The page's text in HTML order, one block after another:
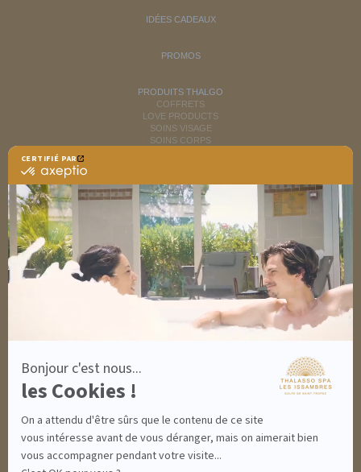
CERTIFIÉ PAR
certifié
Axeptio
plus
sur
Axeptio
Bonjour c'est nous...
les Cookies !
On a attendu d'être sûrs que le contenu de ce site
vous intéresse avant de vous déranger, mais on aimerait bien
vous accompagner pendant votre visite...
IDÉES CADEAUX
PROMOS
PRODUITS THALGO
COFFRETS
LOVE PRODUCTS
SOINS VISAGE
SOINS CORPS
SOLAIRES
NUTRITION / INFUSIONS
OUTLET
DÉCOUVRIR EN IMAGES
NEWSLETTERS
8 BONNES RAISONS DE VENIR
MON PANIER
MENTIONS LÉGALES
CONDITIONS GÉNÉRALES - BONS CADEAUX
POLITIQUE DE CONFIDENTIALITÉ